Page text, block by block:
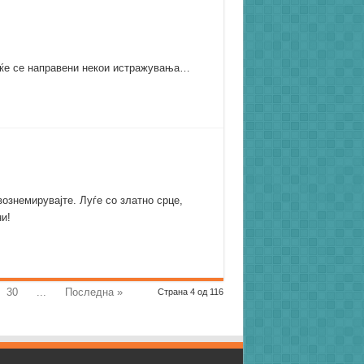
се направени некои истражувања…
Луѓе со златно срце,
Страна 4 од 116
30 ... Последна »